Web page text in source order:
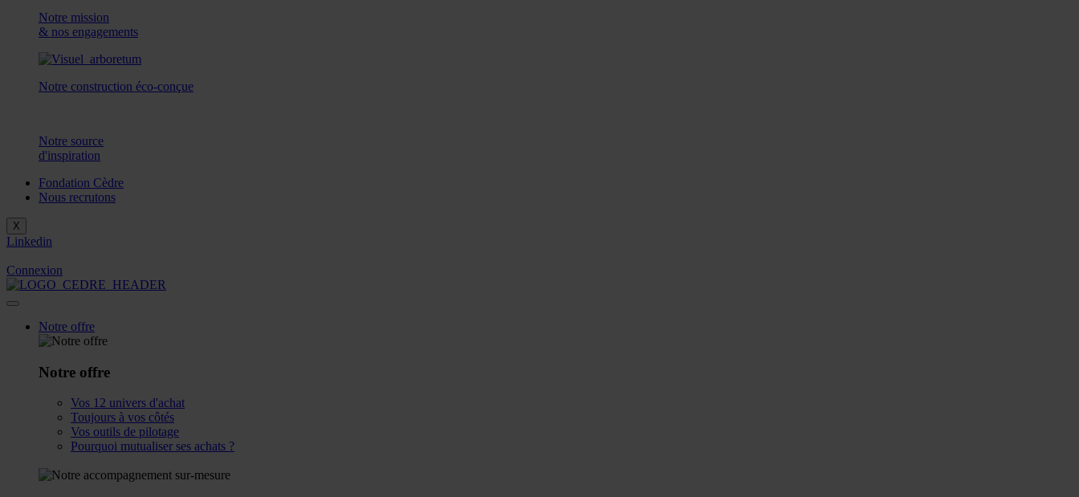
Notre mission
& nos engagements
Notre construction éco-conçue
Notre source
d'inspiration
Fondation Cèdre
Nous recrutons
X
Linkedin
Connexion
Notre offre
Notre offre
Vos 12 univers d'achat
Toujours à vos côtés
Vos outils de pilotage
Pourquoi mutualiser ses achats ?